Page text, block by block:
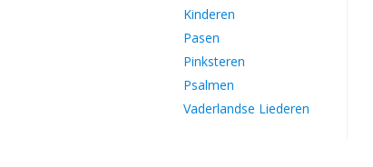
Kinderen
Pasen
Pinksteren
Psalmen
Vaderlandse Liederen